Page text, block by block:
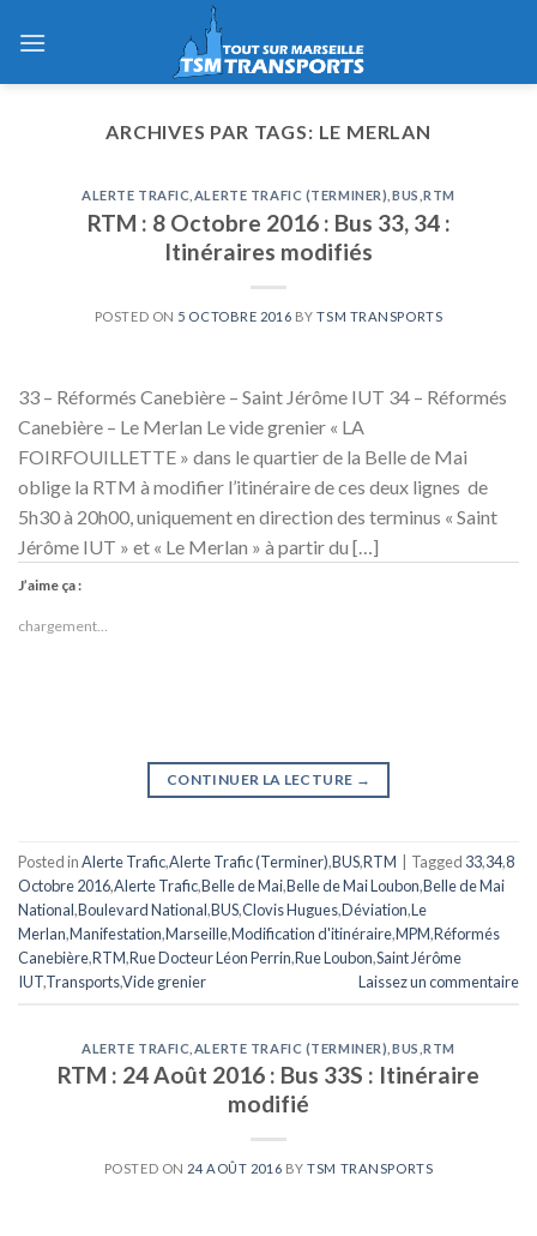
ARCHIVES PAR TAGS: LE MERLAN
ALERTE TRAFIC ALERTE TRAFIC (TERMINER) BUS ,RTM
RTM : 8 Octobre 2016 : Bus 33, 34 :
Itinéraires modifiés
POSTED ON 5 OCTOBRE 2016 BYTSM TRANSPORTS
33 – Réformés Canebière – Saint Jérôme IUT 34 – Réformés
Canebière – Le Merlan Le vide grenier « LA
FOIRFOUILLETTE » dans le quartier de la Belle de Mai
oblige la RTM à modifier l’itinéraire de ces deux lignes de
5h30 à 20h00, uniquement en direction des terminus « Saint
Jérôme IUT » et « Le Merlan » à partir du […]
J’aime ça :
chargement…
CONTINUER LA LECTURE →
Posted inAlerte Trafic,Alerte Trafic (Terminer),BUS,RTM Tagged 33,34,8
Octobre 2016,Alerte Trafic,Belle de Mai,Belle de Mai Loubon,Belle de Mai
National,Boulevard National,BUS,Clovis Hugues,Déviation,Le
Merlan,Manifestation,Marseille,Modification d'itinéraire,MPM,Réformés
Canebière,RTM,Rue Docteur Léon Perrin,Rue Loubon,Saint Jérôme
IUT,Transports,Vide grenier Laissez un commentaire
ALERTE TRAFIC ALERTE TRAFIC (TERMINER) BUS ,RTM
RTM : 24 Août 2016 : Bus 33S : Itinéraire
modifié
POSTED ON 24 AOÛT 2016 BYTSM TRANSPORTS